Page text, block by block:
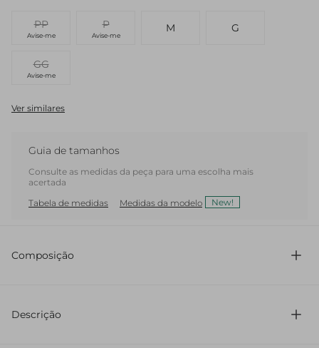
PP
Avise-me
P
Avise-me
M G
GG
Avise-me
Ver similares
Guia de tamanhos
Consulte as medidas da peça para uma escolha mais
acertada
Tabela de medidas
Medidas da modelo New!
Composição
Descrição